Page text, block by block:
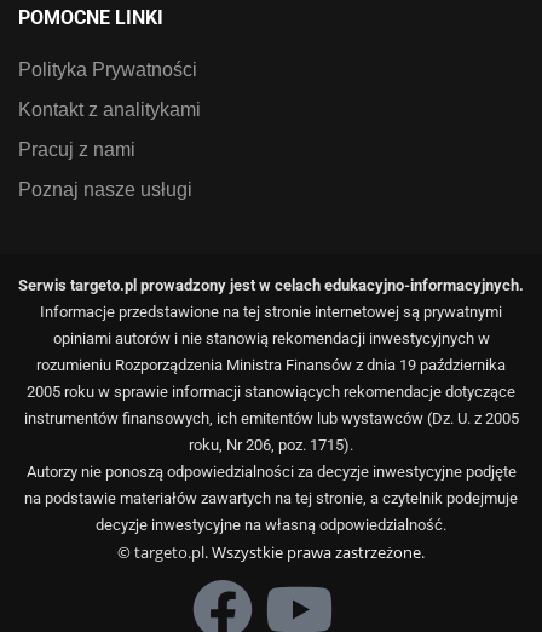
POMOCNE LINKI
Polityka Prywatności
Kontakt z analitykami
Pracuj z nami
Poznaj nasze usługi
Serwis targeto.pl prowadzony jest w celach edukacyjno-informacyjnych.
Informacje przedstawione na tej stronie internetowej są prywatnymi
opiniami autorów i nie stanowią rekomendacji inwestycyjnych w
rozumieniu Rozporządzenia Ministra Finansów z dnia 19 października
2005 roku w sprawie informacji stanowiących rekomendacje dotyczące
instrumentów finansowych, ich emitentów lub wystawców (Dz. U. z 2005
roku, Nr 206, poz. 1715).
Autorzy nie ponoszą odpowiedzialności za decyzje inwestycyjne podjęte
na podstawie materiałów zawartych na tej stronie, a czytelnik podejmuje
decyzje inwestycyjne na własną odpowiedzialność.
©targeto.pl. Wszystkie prawa zastrzeżone.